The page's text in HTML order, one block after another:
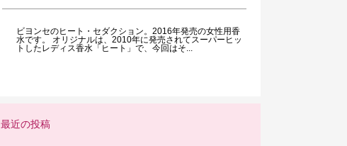
ビヨンセのヒート・セダクション。2016年発売の女性用香
水です。 オリジナルは、2010年に発売されてスーパーヒッ
トしたレディス香水「ヒート」で、今回はそ...
最近の投稿